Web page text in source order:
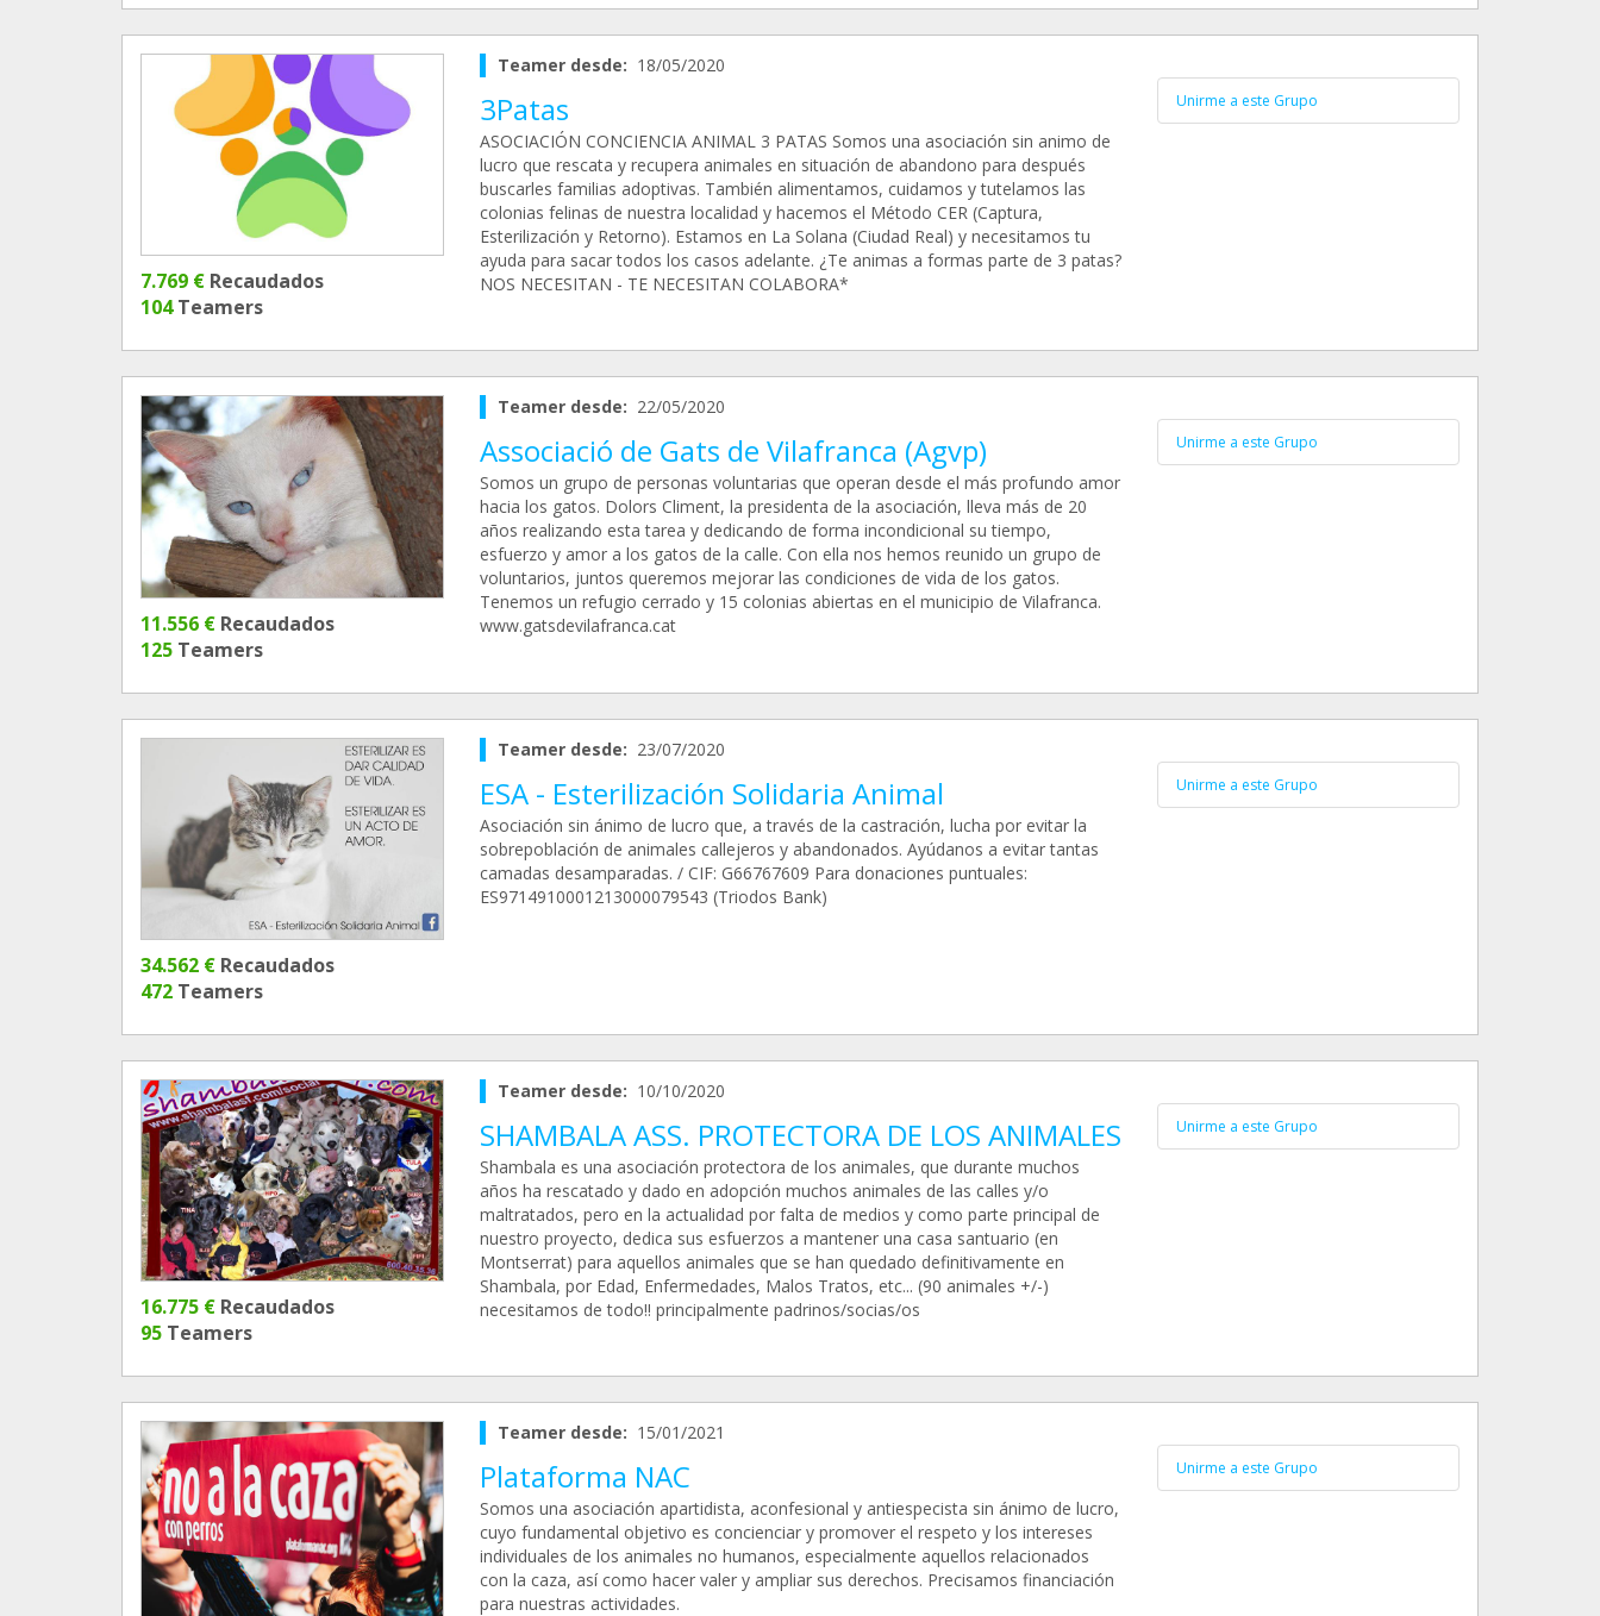
7.769 € Recaudados
104Teamers
Teamer desde: 18/05/2020
3Patas
ASOCIACIÓN CONCIENCIA ANIMAL 3 PATAS Somos una asociación sin animo de
lucro que rescata y recupera animales en situación de abandono para después
buscarles familias adoptivas. También alimentamos, cuidamos y tutelamos las
colonias felinas de nuestra localidad y hacemos el Método CER (Captura,
Esterilización y Retorno). Estamos en La Solana (Ciudad Real) y necesitamos tu
ayuda para sacar todos los casos adelante. ¿Te animas a formas parte de 3 patas?
NOS NECESITAN - TE NECESITAN COLABORA*
Unirme a este Grupo
11.556 € Recaudados
125 Teamers
Teamer desde: 22/05/2020
Associació de Gats de Vilafranca (Agvp)
Somos un grupo de personas voluntarias que operan desde el más profundo amor
hacia los gatos. Dolors Climent, la presidenta de la asociación, lleva más de 20
años realizando esta tarea y dedicando de forma incondicional su tiempo,
esfuerzo y amor a los gatos de la calle. Con ella nos hemos reunido un grupo de
voluntarios, juntos queremos mejorar las condiciones de vida de los gatos.
Tenemos un refugio cerrado y 15 colonias abiertas en el municipio de Vilafranca.
www.gatsdevilafranca.cat
Unirme a este Grupo
34.562 € Recaudados
472 Teamers
Teamer desde: 23/07/2020
ESA - Esterilización Solidaria Animal
Asociación sin ánimo de lucro que, a través de la castración, lucha por evitar la
sobrepoblación de animales callejeros y abandonados. Ayúdanos a evitar tantas
camadas desamparadas. / CIF: G66767609 Para donaciones puntuales:
ES9714910001213000079543 (Triodos Bank)
Unirme a este Grupo
16.775 € Recaudados
95 Teamers
Teamer desde: 10/10/2020
SHAMBALA ASS. PROTECTORA DE LOS ANIMALES
Shambala es una asociación protectora de los animales, que durante muchos
años ha rescatado y dado en adopción muchos animales de las calles y/o
maltratados, pero en la actualidad por falta de medios y como parte principal de
nuestro proyecto, dedica sus esfuerzos a mantener una casa santuario (en
Montserrat) para aquellos animales que se han quedado definitivamente en
Shambala, por Edad, Enfermedades, Malos Tratos, etc... (90 animales +/-)
necesitamos de todo!! principalmente padrinos/socias/os
Unirme a este Grupo
Teamer desde: 15/01/2021
Plataforma NAC
Somos una asociación apartidista, aconfesional y antiespecista sin ánimo de lucro,
cuyo fundamental objetivo es concienciar y promover el respeto y los intereses
individuales de los animales no humanos, especialmente aquellos relacionados
con la caza, así como hacer valer y ampliar sus derechos. Precisamos financiación
para nuestras actividades.
Unirme a este Grupo